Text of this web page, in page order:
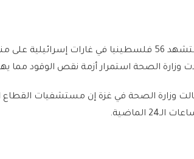
استشهد 56 فلسطينيا في غارات
وزارة الصحة استمرار أزمة نقص الوقود
الـ24 الماضية.